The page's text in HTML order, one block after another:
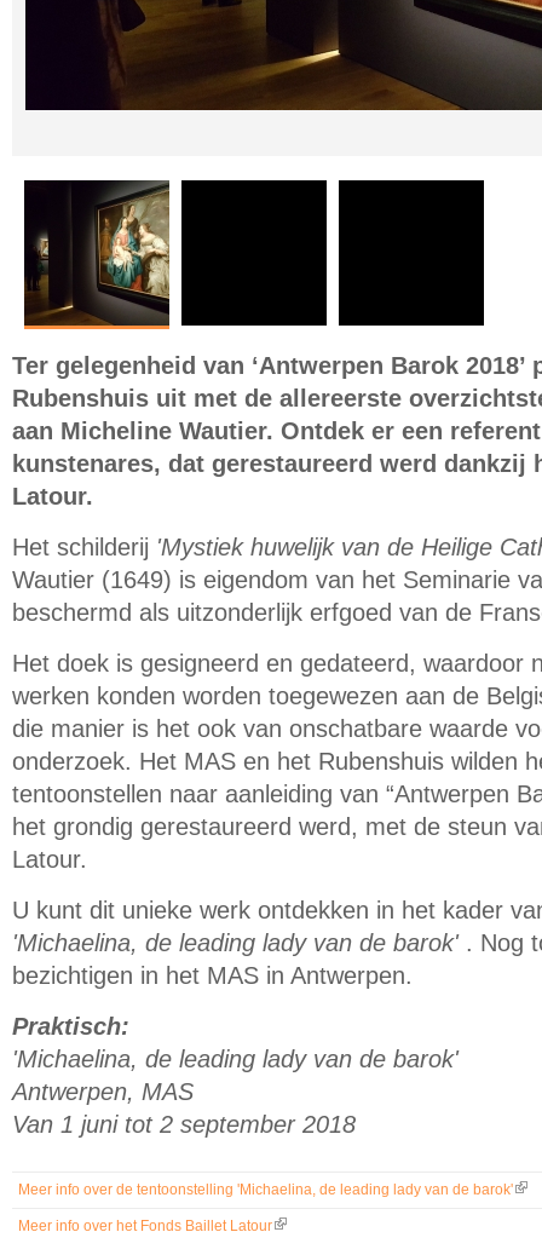
Ter gelegenheid van ‘Antwerpen Barok 2018’
Rubenshuis uit met de allereerste
aan Micheline Wautier. Ontdek er een
kunstenares, dat gerestaureerd werd dankzij
Latour.
Het schilderij 'Mystiek huwelijk van de Heilige
Wautier (1649) is eigendom van het Seminarie
beschermd als uitzonderlijk erfgoed van de
Het doek is gesigneerd en gedateerd, waardoor
werken konden worden toegewezen aan de
die manier is het ook van onschatbare waarde
onderzoek. Het MAS en het Rubenshuis wilden
tentoonstellen naar aanleiding van “Antwerpen
het grondig gerestaureerd werd, met de steun
Latour.
U kunt dit unieke werk ontdekken in het kader
'Michaelina, de leading lady van de barok'. Nog
bezichtigen in het MAS in Antwerpen.
Praktisch:
'Michaelina, de leading lady van de barok'
Antwerpen, MAS
Van 1 juni tot 2 september 2018
Meer info over de tentoonstelling 'Michaelina, de leading lady van de barok'
Meer info over het Fonds Baillet Latour(link is external)